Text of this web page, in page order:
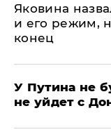
Яковина
и его режим,
конец
У Путина не
не уйдет с